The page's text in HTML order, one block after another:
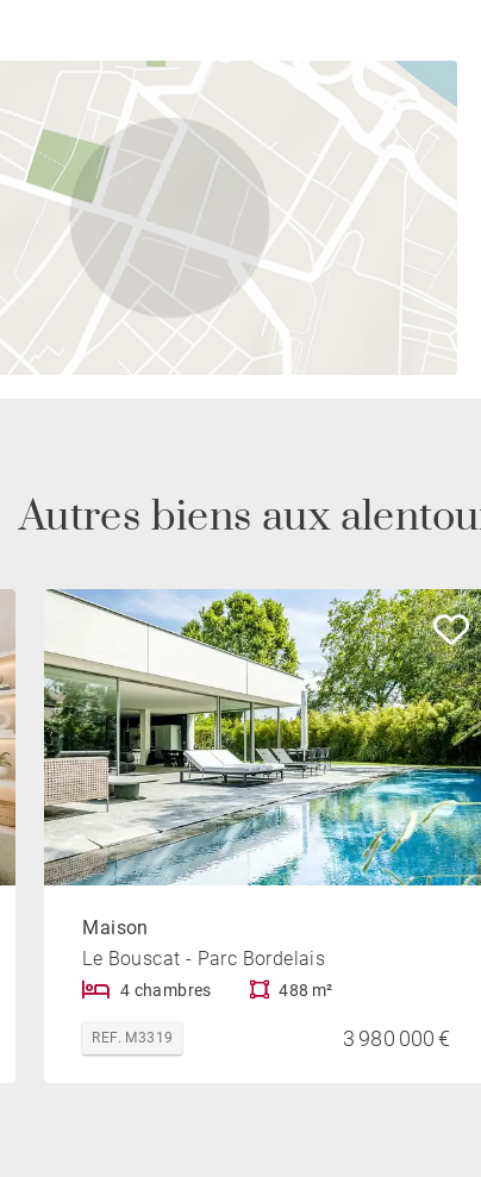
Autres biens aux
Maison
Le Bouscat - Parc Bordelais
4 chambres 488 m²
REF. M3319 3 980 000 €